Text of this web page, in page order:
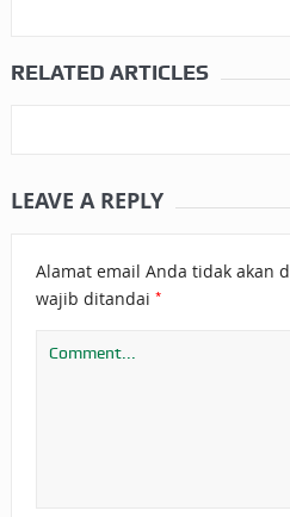
RELATED ARTICLES
LEAVE A REPLY
Alamat email Anda tidak akan
wajib ditandai *